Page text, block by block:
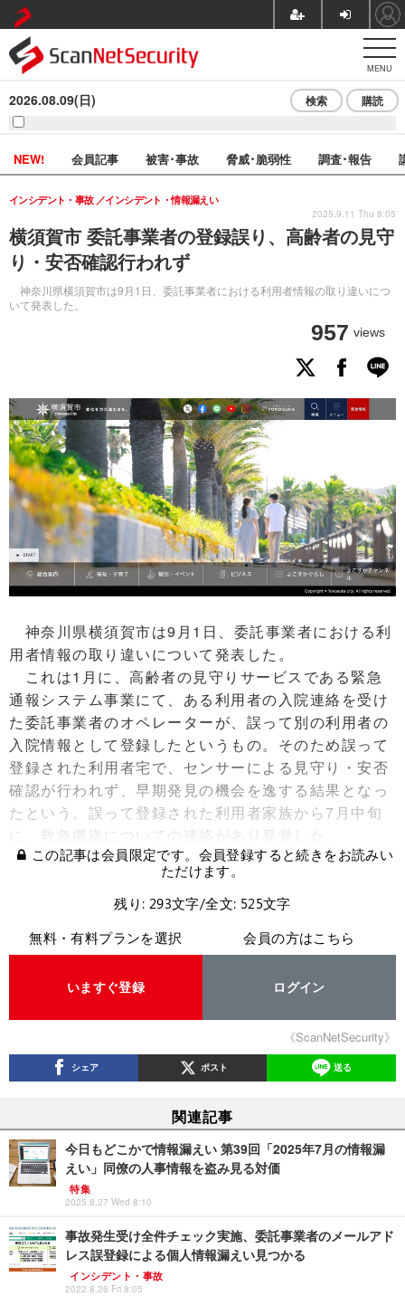
MENU
2026.08.09(日) 検索 購読
NEW! 会員記事 被害･事故 脅威･脆弱性 調査･報告
横須賀市 委託事業者の登録誤り、高齢者の見守
り・安否確認行われず
神奈川県横須賀市は9月1日、委託事業者における利用者情報の取り違いにつ
いて発表した。
インシデント・事故 インシデント・情報漏えい
957 views
2025.9.11 Thu 8:05
神奈川県横須賀市は9月1日、委託事業者における利
用者情報の取り違いについて発表した。
これは1月に、高齢者の見守りサービスである緊急
通報システム事業にて、ある利用者の入院連絡を受け
た委託事業者のオペレーターが、誤って別の利用者の
入院情報として登録したというもの。そのため誤って
登録された利用者宅で、センサーによる見守り・安否
確認が行われず、早期発見の機会を逸する結果となっ
たという。誤って登録された利用者家族から7月中旬
に、救急搬送についての連絡があり発覚した。
この記事は会員限定です。会員登録すると続きをお読みい
ただけます。
残り: 293文字/全文: 525文字
無料・有料プランを選択
いますぐ登録
会員の方はこちら
ログイン
《ScanNetSecurity》
シェア ポスト 送る
関連記事
今日もどこかで情報漏えい 第39回「2025年7月の情報漏
えい」同僚の人事情報を盗み見る対価
特集
2025.8.27 Wed 8:10
事故発生受け全件チェック実施、委託事業者のメールアド
レス誤登録による個人情報漏えい見つかる
インシデント・事故
2022.8.26 Fri 8:05